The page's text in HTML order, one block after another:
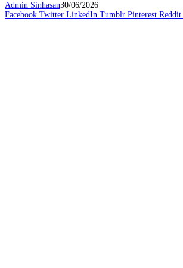
Admin Sinhasan30/06/2026
Facebook Twitter LinkedIn Tumblr Pinterest Reddit